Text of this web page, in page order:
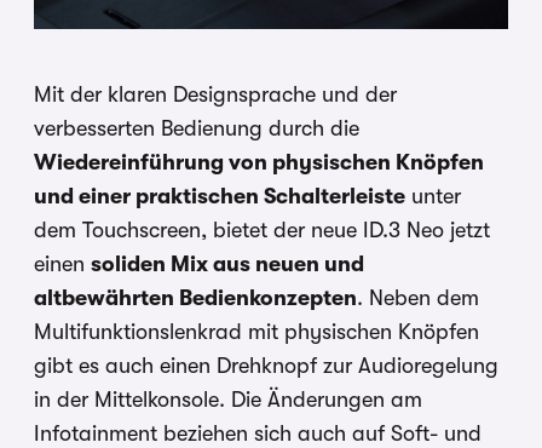
Mit der klaren Designsprache und der
verbesserten Bedienung durch die
Wiedereinführung von physischen Knöpfen
und einer praktischen Schalterleiste unter
dem Touchscreen, bietet der neue ID.3 Neo jetzt
einen soliden Mix aus neuen und
altbewährten Bedienkonzepten. Neben dem
Multifunktionslenkrad mit physischen Knöpfen
gibt es auch einen Drehknopf zur Audioregelung
in der Mittelkonsole. Die Änderungen am
Infotainment beziehen sich auch auf Soft- und